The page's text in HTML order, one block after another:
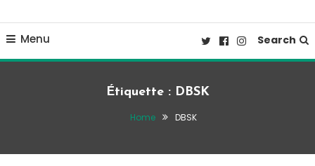
Menu Search
Étiquette : DBSK
Home DBSK